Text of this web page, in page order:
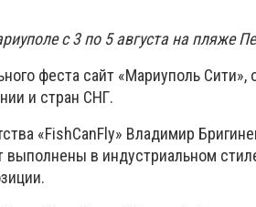
с 3 по 5 августа на пляже
феста сайт «Мариуполь Сити»,
и стран СНГ.
«FishCanFly» Владимир
в индустриальном